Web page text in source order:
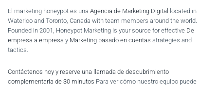
El marketing honeypot es una Agencia de Marketing Digital located in
Waterloo and Toronto, Canada with team members around the world.
Founded in 2001, Honeypot Marketing is your source for effective De
empresa a empresa y Marketing basado en cuentas strategies and
tactics.
Contáctenos hoy y reserve una llamada de descubrimiento
complementaria de 30 minutos Para ver cómo nuestro equipo puede